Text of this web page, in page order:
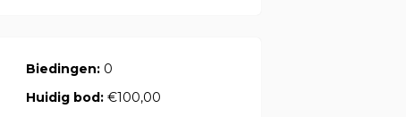
Biedingen: 0
Huidig bod:€100,00